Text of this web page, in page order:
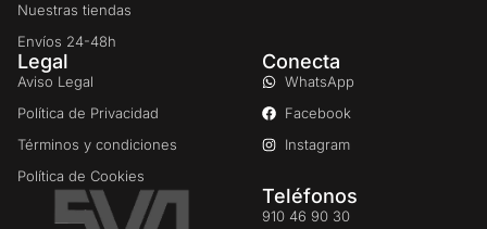
Nuestras tiendas
Envíos 24-48h
Legal
Aviso Legal
Política de Privacidad
Términos y condiciones
Política de Cookies
Conecta
WhatsApp
Facebook
Instagram
Teléfonos
910 46 90 30